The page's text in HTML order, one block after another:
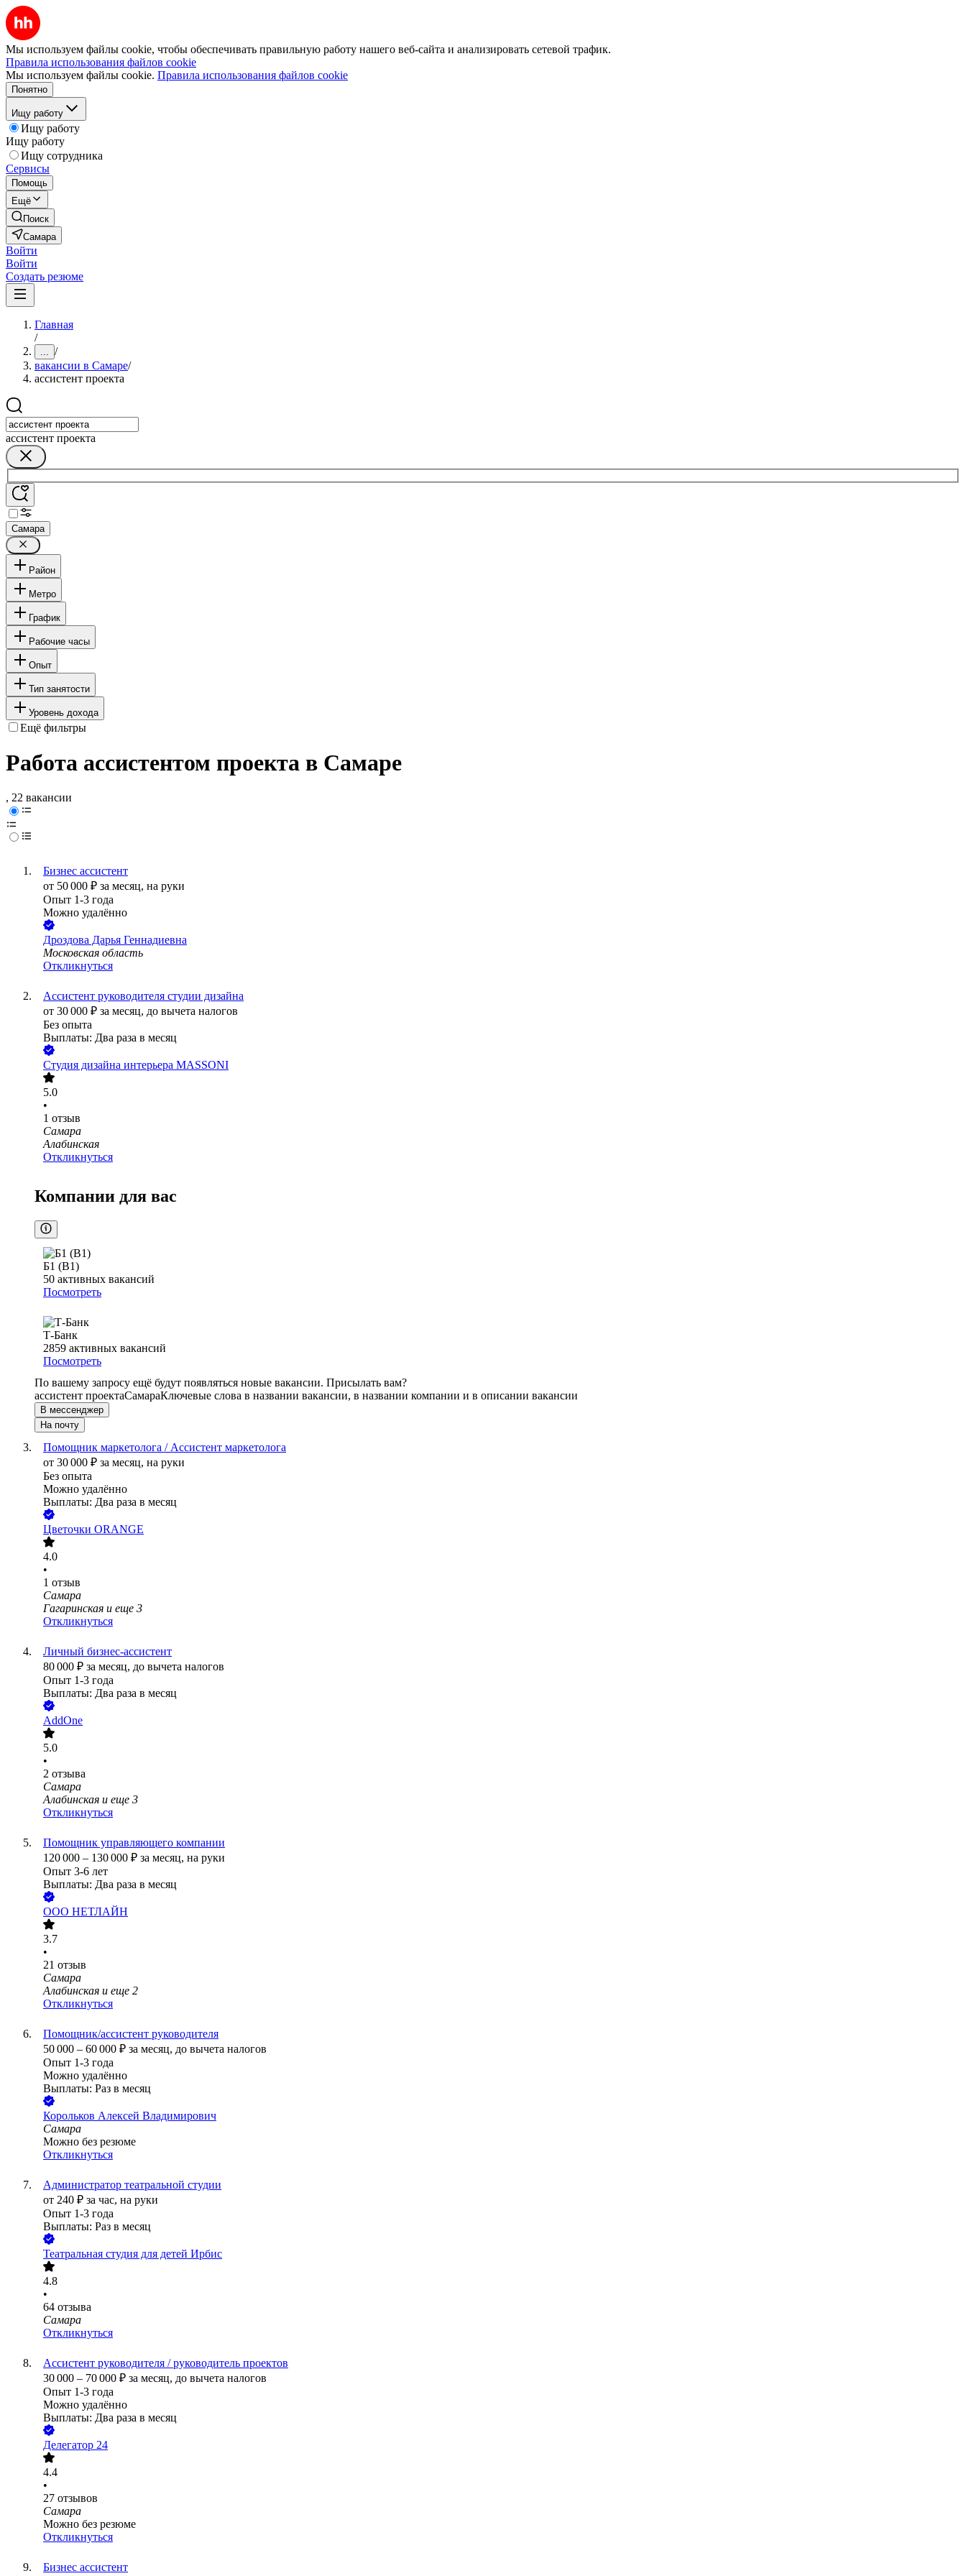
Мы используем файлы cookie, чтобы обеспечивать правильную работу нашего веб-сайта и анализировать сетевой трафик.
Правила использования файлов cookie
Мы используем файлы cookie. Правила использования файлов cookie
Понятно
Ищу работу
Ищу работу
Ищу работу
Ищу сотрудника
Сервисы
Помощь
Ещё
Поиск
Самара
Войти
Войти
Создать резюме
Главная
/
... /
вакансии в Самаре/
ассистент проекта
ассистент проекта
Самара
Район
Метро
График
Рабочие часы
Опыт
Тип занятости
Уровень дохода
Ещё фильтры
Работа ассистентом проекта в Самаре
, 22 вакансии
Бизнес ассистент
от 50 000 ₽ за месяц, на руки
Опыт 1-3 года
Можно удалённо
Дроздова Дарья Геннадиевна
Московская область
Откликнуться
Ассистент руководителя студии дизайна
от 30 000 ₽ за месяц, до вычета налогов
Без опыта
Выплаты: Два раза в месяц
Студия дизайна интерьера MASSONI
5.0
•
1 отзыв
Самара
Алабинская
Откликнуться
Компании для вас
Б1 (B1)
50 активных вакансий
Посмотреть
Т-Банк
2859 активных вакансий
Посмотреть
По вашему запросу ещё будут появляться новые вакансии. Присылать вам?
ассистент проектаСамараКлючевые слова в названии вакансии, в названии компании и в описании вакансии
В мессенджер
На почту
Помощник маркетолога / Ассистент маркетолога
от 30 000 ₽ за месяц, на руки
Без опыта
Можно удалённо
Выплаты: Два раза в месяц
Цветочки ORANGE
4.0
•
1 отзыв
Самара
Гагаринская и еще 3
Откликнуться
Личный бизнес-ассистент
80 000 ₽ за месяц, до вычета налогов
Опыт 1-3 года
Выплаты: Два раза в месяц
AddOne
5.0
•
2 отзыва
Самара
Алабинская и еще 3
Откликнуться
Помощник управляющего компании
120 000 – 130 000 ₽ за месяц, на руки
Опыт 3-6 лет
Выплаты: Два раза в месяц
ООО НЕТЛАЙН
3.7
•
21 отзыв
Самара
Алабинская и еще 2
Откликнуться
Помощник/ассистент руководителя
50 000 – 60 000 ₽ за месяц, до вычета налогов
Опыт 1-3 года
Можно удалённо
Выплаты: Раз в месяц
Корольков Алексей Владимирович
Самара
Можно без резюме
Откликнуться
Администратор театральной студии
от 240 ₽ за час, на руки
Опыт 1-3 года
Выплаты: Раз в месяц
Театральная студия для детей Ирбис
4.8
•
64 отзыва
Самара
Откликнуться
Ассистент руководителя / руководитель проектов
30 000 – 70 000 ₽ за месяц, до вычета налогов
Опыт 1-3 года
Можно удалённо
Выплаты: Два раза в месяц
Делегатор 24
4.4
•
27 отзывов
Самара
Можно без резюме
Откликнуться
Бизнес ассистент